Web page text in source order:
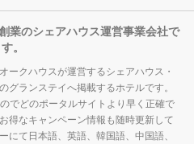
業のシェアハウス運営事業会社で
す。
ークハウスが運営するシェアハウス・
グランステイへ掲載するホテルです。
でどのポータルサイトより早く正確で
得なキャンペーン情報も随時更新して
にて日本語、英語、韓国語、中国語、